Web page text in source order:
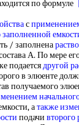
по формуле
с
заполненной
/ заполнена
А. По мере
подаетсядругой
в элюенте
получаемого
атакже
подачи второго